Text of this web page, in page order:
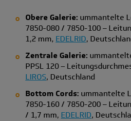
Obere Galerie: ummantelte
7850-080 / 7850-100 –
1,2 mm, EDELRID,
Zentrale Galerie:
PPSL 120 –
LIROS, Deutschland
Bottom Cords: ummantelte
7850-160 / 7850-200 –
/ 1,7 mm, EDELRID,